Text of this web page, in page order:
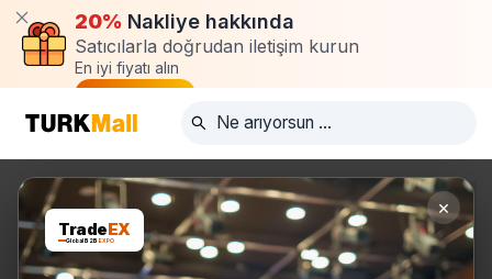
20% Nakliye hakkında
Satıcılarla doğrudan iletişim kurun
En iyi fiyatı alın
Talep oluştur
×
TradeEX
Global B2B EXPO